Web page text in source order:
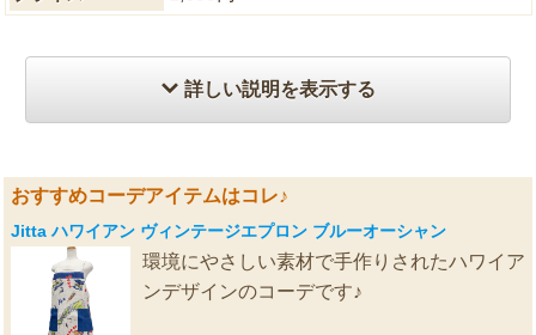
詳しい説明を表示する
おすすめコーデアイテムはコレ♪
Jitta ハワイアン ヴィンテージエプロン ブルーオーシャン
環境にやさしい素材で手作りされたハワイア
ンデザインのコーデです♪